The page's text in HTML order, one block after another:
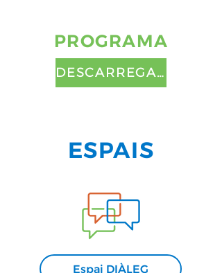
PROGRAMA
DESCARREGAR PDF
ESPAIS
Espai DIÀLEG